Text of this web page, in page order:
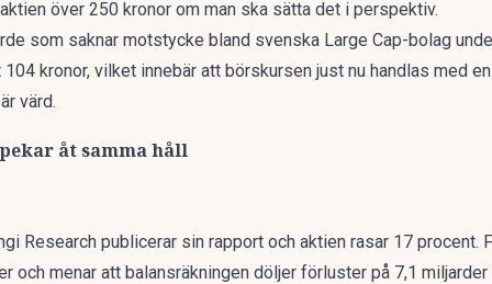
över 250 kronor om man ska sätta det i perspektiv.
som saknar motstycke bland svenska Large Cap-bolag
kronor, vilket innebär att börskursen just nu handlas med
värd.
åt samma håll
Research publicerar sin rapport och aktien rasar 17 procent.
och menar att balansräkningen döljer förluster på 7,1